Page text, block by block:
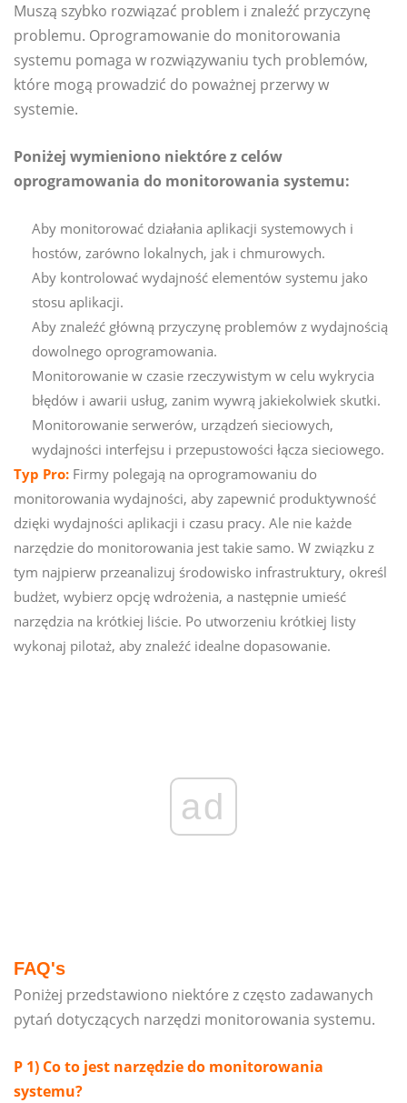
Muszą szybko rozwiązać problem i znaleźć przyczynę
problemu. Oprogramowanie do monitorowania
systemu pomaga w rozwiązywaniu tych problemów,
które mogą prowadzić do poważnej przerwy w
systemie.
Poniżej wymieniono niektóre z celów
oprogramowania do monitorowania systemu:
Aby monitorować działania aplikacji systemowych i
hostów, zarówno lokalnych, jak i chmurowych.
Aby kontrolować wydajność elementów systemu jako
stosu aplikacji.
Aby znaleźć główną przyczynę problemów z wydajnością
dowolnego oprogramowania.
Monitorowanie w czasie rzeczywistym w celu wykrycia
błędów i awarii usług, zanim wywrą jakiekolwiek skutki.
Monitorowanie serwerów, urządzeń sieciowych,
wydajności interfejsu i przepustowości łącza sieciowego.
Typ Pro: Firmy polegają na oprogramowaniu do
monitorowania wydajności, aby zapewnić produktywność
dzięki wydajności aplikacji i czasu pracy. Ale nie każde
narzędzie do monitorowania jest takie samo. W związku z
tym najpierw przeanalizuj środowisko infrastruktury, określ
budżet, wybierz opcję wdrożenia, a następnie umieść
narzędzia na krótkiej liście. Po utworzeniu krótkiej listy
wykonaj pilotaż, aby znaleźć idealne dopasowanie.
ad
FAQ's
Poniżej przedstawiono niektóre z często zadawanych
pytań dotyczących narzędzi monitorowania systemu.
P 1) Co to jest narzędzie do monitorowania
systemu?